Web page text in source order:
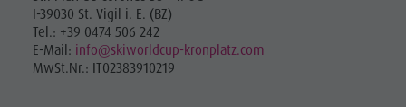
I-39030 St. Vigil i. E. (BZ)
Tel.: +39 0474 506 242
E-Mail: info@skiworldcup-kronplatz.com
MwSt.Nr.: IT02383910219